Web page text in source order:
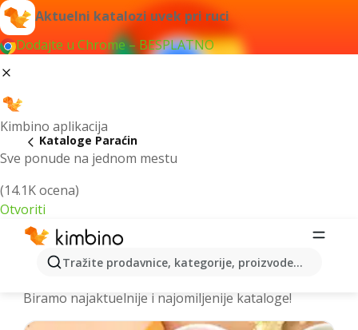
Aktuelni katalozi uvek pri ruci
Dodajte u Chrome – BESPLATNO
Kimbino aplikacija
Sve ponude na jednom mestu
(14.1K ocena)
Otvoriti
Tražite prodavnice, kategorije, proizvode...
Kataloge Paraćin
Izdvojili smo za vas najbolje akcije za
Biramo najaktuelnije i najomiljenije kataloge!